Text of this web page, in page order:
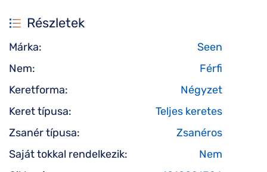
Részletek
Márka:
Seen
Nem:
Férfi
Keretforma:
Négyzet
Keret típusa:
Teljes keretes
Zsanér típusa:
Zsanéros
Saját tokkal rendelkezik:
Nem